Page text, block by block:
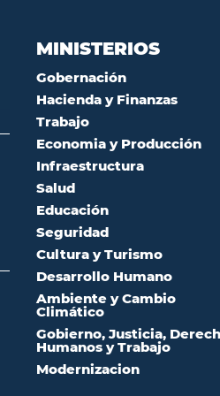
MINISTERIOS
Gobernación
Hacienda y Finanzas
Trabajo
Economia y Producción
Infraestructura
Salud
Educación
Seguridad
Cultura y Turismo
Desarrollo Humano
Ambiente y Cambio
Climático
Gobierno, Justicia,
Humanos y Trabajo
Modernizacion